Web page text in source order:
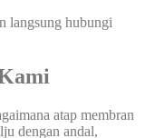
langsung hubungi
atap membran
dengan andal,